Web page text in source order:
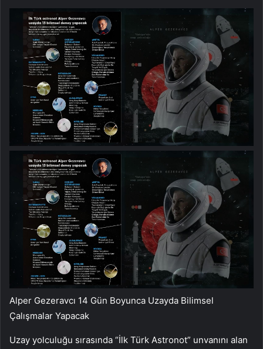
Alper Gezeravcı 14 Gün Boyunca Uzayda Bilimsel
Çalışmalar Yapacak
Uzay yolculuğu sırasında “İlk Türk Astronot” unvanını alan